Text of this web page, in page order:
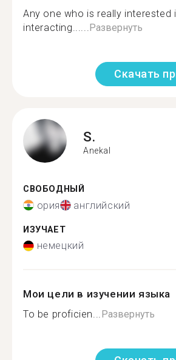
Any one who is really interested
interacting......Развернуть
Скачать
S.
Anekal
СВОБОДНЫЙ
ория английский
ИЗУЧАЕТ
немецкий
Мои цели в изучении языка
To be proficien...Развернуть